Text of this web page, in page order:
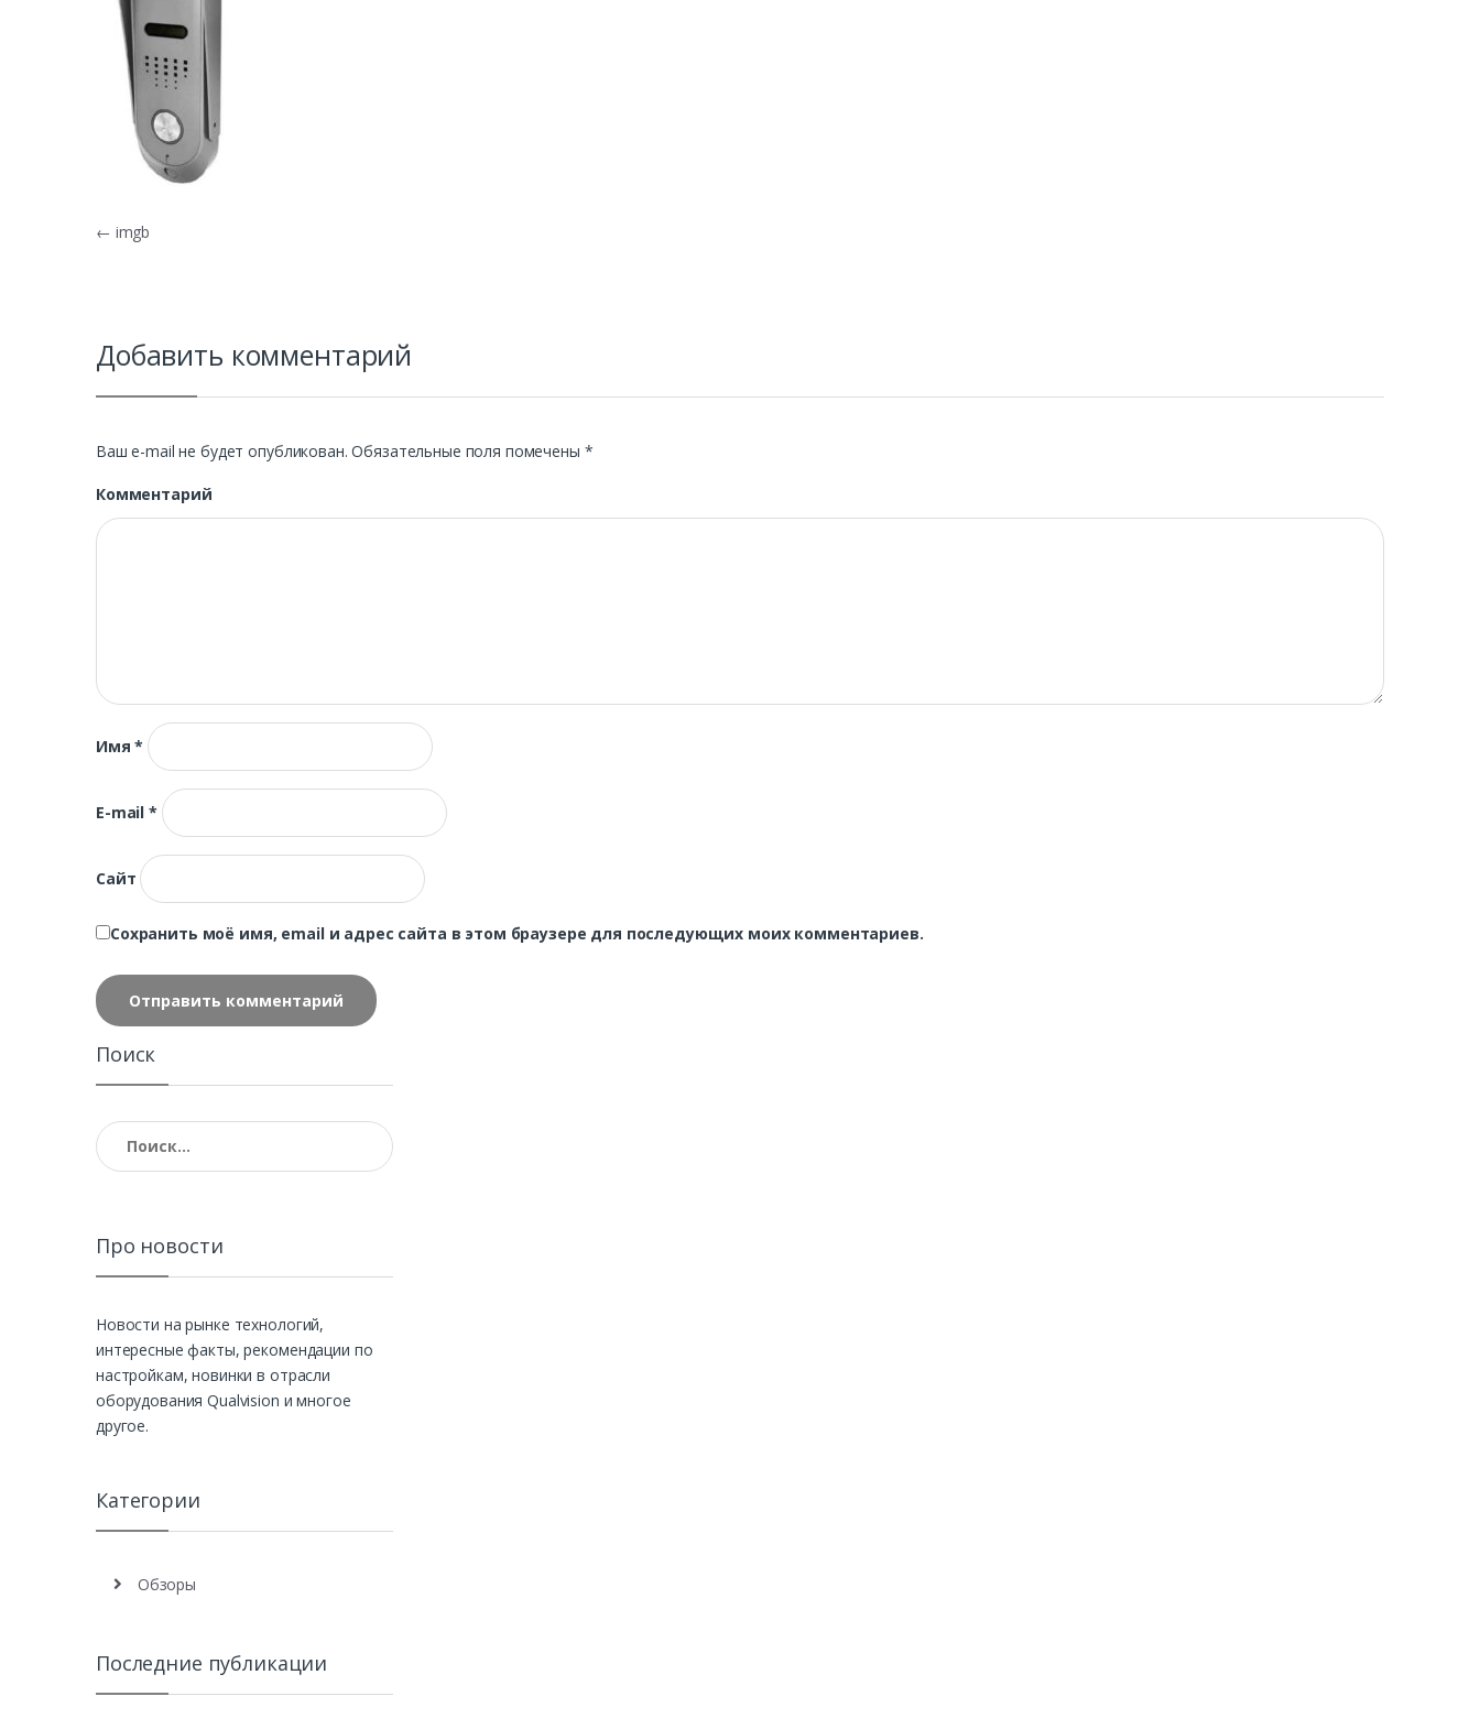
Навигация по записям
← imgb
Добавить комментарий
Ваш e-mail не будет опубликован. Обязательные поля помечены *
Комментарий
Имя*
E-mail*
Сайт
Сохранить моё имя, email и адрес сайта в этом браузере для последующих моих комментариев.
Поиск
Найти:
Про новости
Новости на рынке технологий,
интересные факты, рекомендации по
настройкам, новинки в отрасли
оборудования Qualvision и многое
другое.
Категории
Обзоры
Последние публикации